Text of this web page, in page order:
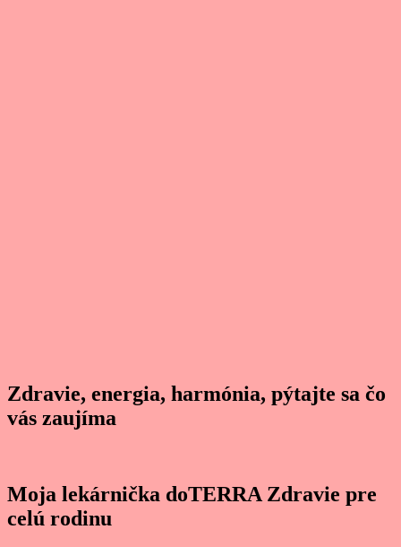
Zdravie, energia, harmónia, pýtajte sa čo
vás zaujíma
Moja lekárnička doTERRA Zdravie pre
celú rodinu